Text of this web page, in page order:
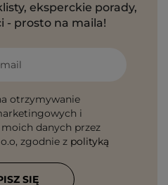
eksperckie porady,
- prosto na maila!
otrzymywanie
i
danych przez
zgodnie z polityką
SIĘ